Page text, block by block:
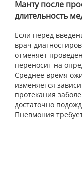
Манту после
длительность
Если перед
врач
отменяет
переносит на
Среднее время
изменяется
протекания
достаточно
Пневмония